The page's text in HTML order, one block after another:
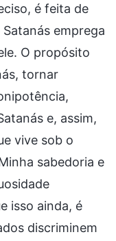
é feita de
emprega
O propósito
tornar
e, assim,
vive sob o
sabedoria e
isso ainda, é
discriminem